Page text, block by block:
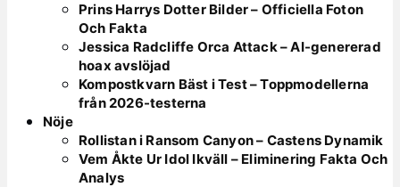
Prins Harrys Dotter Bilder – Officiella Foton
Och Fakta
Jessica Radcliffe Orca Attack – AI-genererad
hoax avslöjad
Kompostkvarn Bäst i Test – Toppmodellerna
från 2026-testerna
Nöje
Rollistan i Ransom Canyon – Castens Dynamik
Vem Åkte Ur Idol Ikväll – Eliminering Fakta Och
Analys